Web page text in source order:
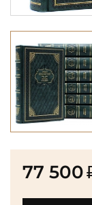
77 500